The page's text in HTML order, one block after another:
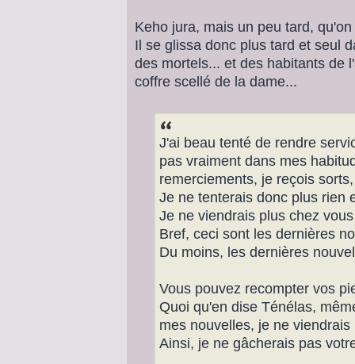
Keho jura, mais un peu tard,
Il se glissa donc plus tard et seul
des mortels... et des habitants de
coffre scellé de la dame...
J'ai beau tenté de rendre
pas vraiment dans mes
remerciements, je reçois
Je ne tenterais donc plus rien
Je ne viendrais plus chez
Bref, ceci sont les dernières
Du moins, les dernières
Vous pouvez recompter vos
Quoi qu'en dise Ténélas,
mes nouvelles, je ne viendrais
Ainsi, je ne gâcherais pas